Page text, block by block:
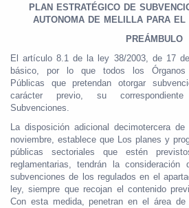
PLAN ESTRATÉGICO DE
AUTONOMA DE MELILLA PARA EL
PREÁMBULO
El artículo 8.1 de la ley 38/2003, de 17
básico, por lo que todos los Órganos
Públicas que pretendan otorgar
carácter previo, su
Subvenciones.
La disposición adicional decimotercera
noviembre, establece que Los planes y
públicas sectoriales que estén
reglamentarias, tendrán la
subvenciones de los regulados en el
ley, siempre que recojan el contenido
Con esta medida, penetran en el área